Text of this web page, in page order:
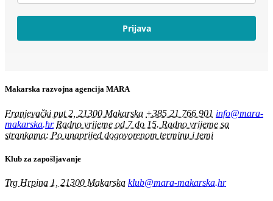
Prijava
Makarska razvojna agencija MARA
Franjevački put 2, 21300 Makarska +385 21 766 901 info@mara-
makarska.hr Radno vrijeme od 7 do 15. Radno vrijeme sa
strankama: Po unaprijed dogovorenom terminu i temi
Klub za zapošljavanje
Trg Hrpina 1, 21300 Makarska klub@mara-makarska.hr